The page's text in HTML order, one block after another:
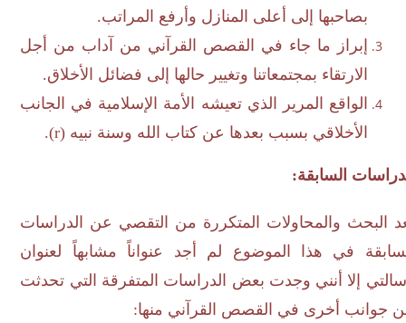
بصاحبها إلى أعلى المنازل وأرفع المراتب.
إبراز ما جاء في القصص القرآني من آداب من أجل
الارتقاء بمجتمعاتنا وتغيير حالها إلى فضائل الأخلاق.
الواقع المرير الذي تعيشه الأمة الإسلامية في الجانب
الأخلاقي بسبب بعدها عن كتاب الله وسنة نبيه (r
).
السابقة:
البحث والمحاولات المتكررة من التقصي عن الدراسات
في هذا الموضوع لم أجد عنواناً مشابهاً لعنوان
إلا أنني وجدت بعض الدراسات المتفرقة التي تحدثت
أخرى في القصص القرآني منها: